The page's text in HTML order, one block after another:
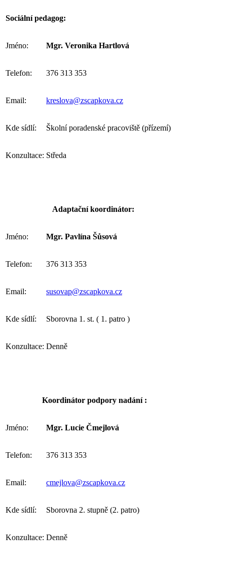
Sociální pedagog:
Jméno: Mgr. Veronika Hartlová
Telefon: 376 313 353
Email: kreslova@zscapkova.cz
Kde sídlí: Školní poradenské pracoviště (přízemí)
Konzultace: Středa
Adaptační koordinátor:
Jméno: Mgr. Pavlína Šůsová
Telefon: 376 313 353
Email: susovap@zscapkova.cz
Kde sídlí: Sborovna 1. st. ( 1. patro )
Konzultace: Denně
Koordinátor podpory nadání :
Jméno: Mgr. Lucie Čmejlová
Telefon: 376 313 353
Email: cmejlova@zscapkova.cz
Kde sídlí: Sborovna 2. stupně (2. patro)
Konzultace: Denně